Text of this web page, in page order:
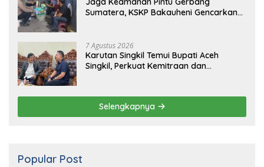
Sumatera, KSKP Bakauheni Gencarkan
7 Agustus 2026
Karutan Singkil Temui Bupati Aceh
Singkil, Perkuat Kemitraan dan
Selengkapnya
Popular Post